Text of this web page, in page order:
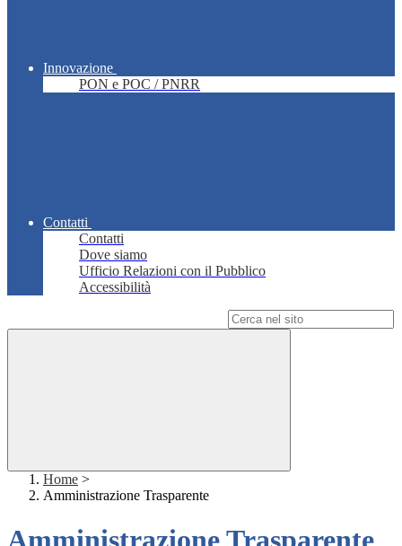
Innovazione
PON e POC / PNRR
Contatti
Contatti
Dove siamo
Ufficio Relazioni con il Pubblico
Accessibilità
Home >
Amministrazione Trasparente
Amministrazione Trasparente